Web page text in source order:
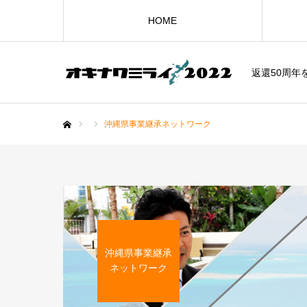
返還50周年
HOME
沖縄県事業継承ネットワーク
沖縄県事業継承
ネットワーク